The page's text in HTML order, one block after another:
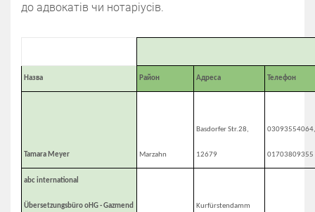
до адвокатів чи нотаріусів.
Назва Район Адреса Телефон
Tamara Meyer Marzahn
Basdorfer Str.28,
12679
03093554064,
01703809355
abc international
Übersetzungsbüro oHG - Gazmend Kurfürstendamm